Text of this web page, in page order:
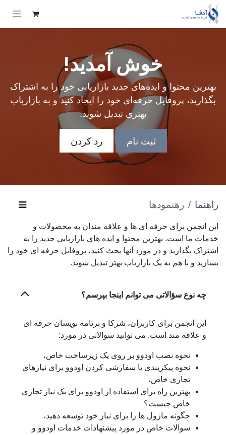
Skip to Content
خوش آمدید!
بهترین محتوا و ایده‌های جدید بازاریابی خود را به اشتراک
بگذارید، پروفایل حرفه‌ای خود را ایجاد کنید و به بازاریاب
بهتری تبدیل شوید.
ثبت نام رد کردن
راهنما رهنمودها
این انجمن برای حرفه ای ها و علاقه مندان به محصولات و
خدمات ما است. بهترین محتوا و ایده های بازاریابی جدید را به
اشتراک بگذارید و در مورد آنها بحث کنید، پروفایل حرفه ای خود را
بسازید و با هم به یک بازاریاب بهتر تبدیل شوید.
چه نوع سؤالاتی می توانم اینجا بپرسم؟
این انجمن برای کاربران، شرکا و برنامه نویسان حرفه ای
و علاقه مند است. می توانید سوالاتی در مورد:
نحوه نصب اودوو بر روی یک زیرساخت خاص،
نحوه پیکربندی یا سفارشی کردن اودوو برای نیازهای
تجاری خاص،
بهترین راه برای استفاده از اودوو برای یک نیاز تجاری
خاص چیست؟
چگونه ماژول ها را برای نیاز خود توسعه دهید،
سوالات خاص در مورد پیشنهادات خدمات اودوو و